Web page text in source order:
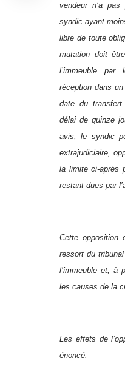
vendeur n’a
syndic ayant
libre de toute
mutation doit
l’immeuble par
réception dans
date du transfert
délai de quinze
avis, le syndic
extrajudiciaire,
la limite ci-après
restant dues par
Cette opposition
ressort du
l’immeuble et, à
les causes de la
Les effets de
énoncé.